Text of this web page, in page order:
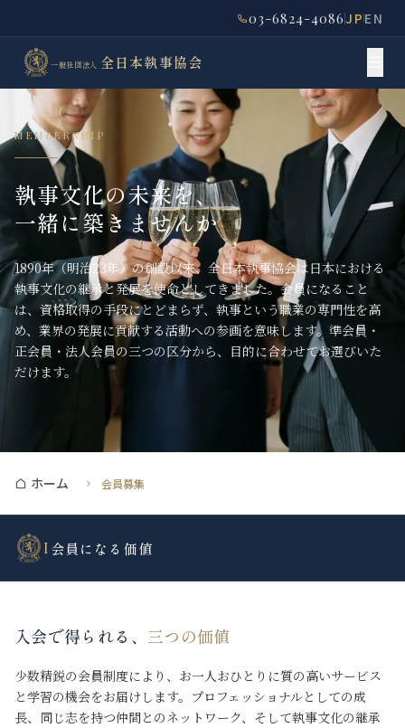
03-6824-4086JPEN
一般社団法人 全日本執事協会
MEMBERSHIP
執事文化の未来を、
一緒に築きませんか
1890年（明治23年）の創設以来、全日本執事協会は日本における
執事文化の継承と発展を使命としてきました。会員になること
は、資格取得の手段にとどまらず、執事という職業の専門性を高
め、業界の発展に貢献する活動への参画を意味します。準会員・
正会員・法人会員の三つの区分から、目的に合わせてお選びいた
だけます。
ホーム 会員募集
I会員になる価値
入会で得られる、 三つの価値
少数精鋭の会員制度により、お一人おひとりに質の高いサービス
と学習の機会をお届けします。プロフェッショナルとしての成
長、同じ志を持つ仲間とのネットワーク、そして執事文化の継承